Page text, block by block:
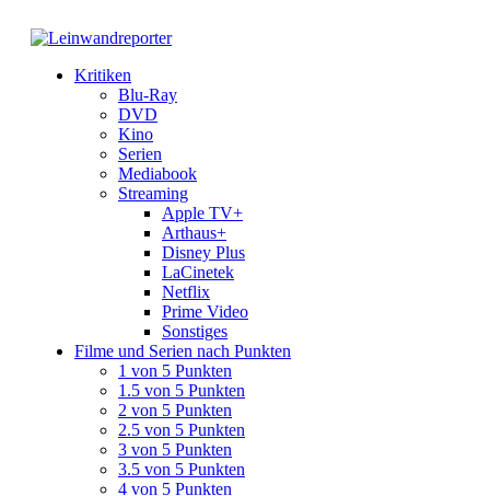
Kritiken
Blu-Ray
DVD
Kino
Serien
Mediabook
Streaming
Apple TV+
Arthaus+
Disney Plus
LaCinetek
Netflix
Prime Video
Sonstiges
Filme und Serien nach Punkten
1 von 5 Punkten
1.5 von 5 Punkten
2 von 5 Punkten
2.5 von 5 Punkten
3 von 5 Punkten
3.5 von 5 Punkten
4 von 5 Punkten